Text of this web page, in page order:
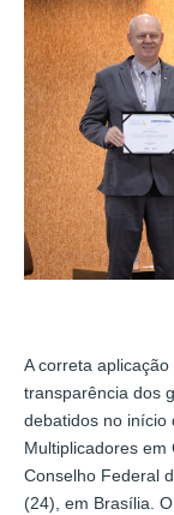
A correta
transparência dos
debatidos no início
Multiplicadores em
Conselho Federal
(24), em Brasília.